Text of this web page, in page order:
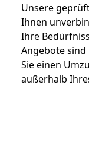
Unsere
Ihnen
Ihre
Angebote
Sie einen
außerhalb